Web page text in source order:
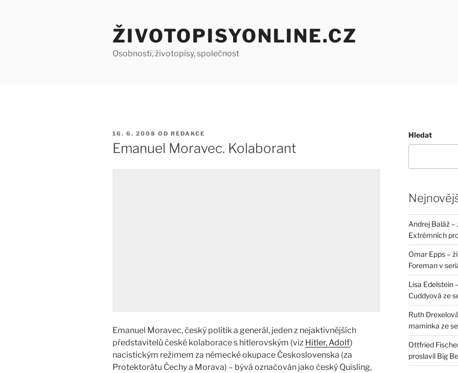
ŽIVOTOPISYONLINE.CZ
Osobnosti, životopisy, společnost
PUBLIKOVÁNO
16. 6. 2008 OD REDAKCE
Emanuel Moravec. Kolaborant
Emanuel Moravec, český politik a generál, jeden z nejaktivnějších
představitelů české kolaborace s hitlerovským (viz Hitler, Adolf)
nacistickým režimem za německé okupace Československa (za
Protektorátu Čechy a Morava) – bývá označován jako český Quisling,
Hledat
Andrej Baláž
Extrémních
Omar Epps –
Foreman v
Lisa Edelstein
Cuddyová ze
Ruth
maminka ze
Ottfried
proslavil Big